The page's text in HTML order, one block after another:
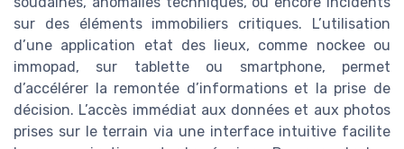
sur des éléments immobiliers critiques. L’utilisation
d’une application etat des lieux, comme nockee ou
immopad, sur tablette ou smartphone, permet
d’accélérer la remontée d’informations et la prise de
décision. L’accès immédiat aux données et aux photos
prises sur le terrain via une interface intuitive facilite